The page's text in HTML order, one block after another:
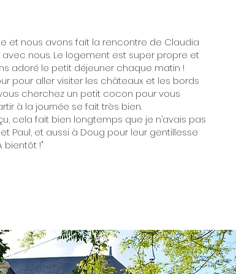
et nous avons fait la rencontre de Claudia
nous. Le logement est super propre et
adoré le petit déjeuner chaque matin !
pour aller visiter les châteaux et les bords
cherchez un petit cocon pour vous
à la journée se fait très bien.
cela fait bien longtemps que je n’avais pas
Paul, et aussi à Doug pour leur gentillesse
bientôt !"